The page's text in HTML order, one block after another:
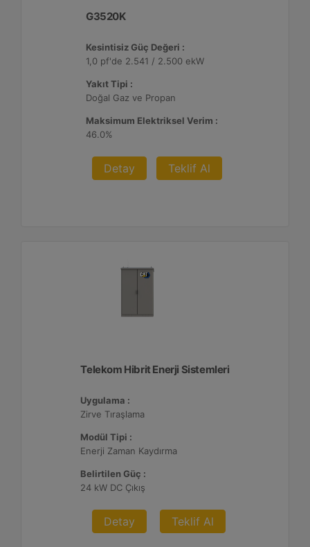
G3520K
Kesintisiz Güç Değeri :
1,0 pf'de 2.541 / 2.500 ekW
Yakıt Tipi :
Doğal Gaz ve Propan
Maksimum Elektriksel Verim :
46.0%
Detay Teklif Al
Telekom Hibrit Enerji Sistemleri
Uygulama :
Zirve Tıraşlama
Modül Tipi :
Enerji Zaman Kaydırma
Belirtilen Güç :
24 kW DC Çıkış
Detay Teklif Al